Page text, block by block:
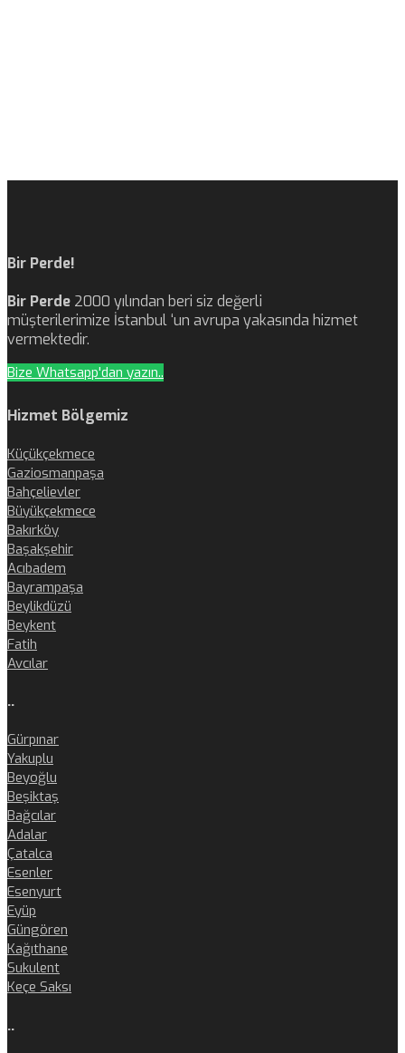
Bir Perde!
Bir Perde 2000 yılından beri siz değerli
müşterilerimize İstanbul ‘un avrupa yakasında hizmet
vermektedir.
Bize Whatsapp'dan yazın..
Hizmet Bölgemiz
Küçükçekmece
Gaziosmanpaşa
Bahçelievler
Büyükçekmece
Bakırköy
Başakşehir
Acıbadem
Bayrampaşa
Beylikdüzü
Beykent
Fatih
Avcılar
..
Gürpınar
Yakuplu
Beyoğlu
Beşiktaş
Bağcılar
Adalar
Çatalca
Esenler
Esenyurt
Eyüp
Güngören
Kağıthane
Sukulent
Keçe Saksı
..